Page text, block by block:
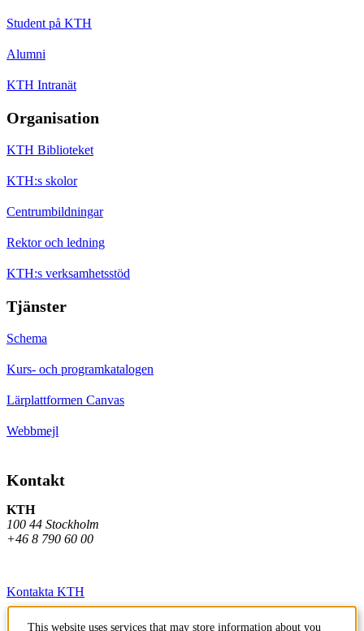
Student på KTH
Alumni
KTH Intranät
Organisation
KTH Biblioteket
KTH:s skolor
Centrumbildningar
Rektor och ledning
KTH:s verksamhetsstöd
Tjänster
Schema
Kurs- och programkatalogen
Lärplattformen Canvas
Webbmejl
Kontakt
KTH
100 44 Stockholm
+46 8 790 60 00
Kontakta KTH
Jobba på KTH
This website uses services that may store information about you